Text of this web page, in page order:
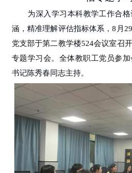
为深入学习本科教学工作合
涵，精准理解评估指标体系，8月
党支部于第二教学楼524会议室召
专题学习会。全体教职工党员参
书记陈秀春同志主持。